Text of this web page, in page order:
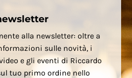
alla newsletter: oltre a
sulle novità, i
e gli eventi di Riccardo
tuo primo ordine nello